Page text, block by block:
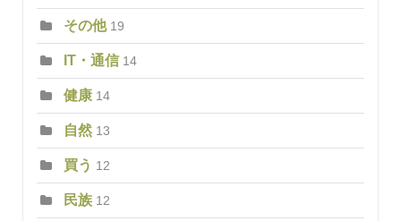
その他 19
IT・通信 14
健康 14
自然 13
買う 12
民族 12